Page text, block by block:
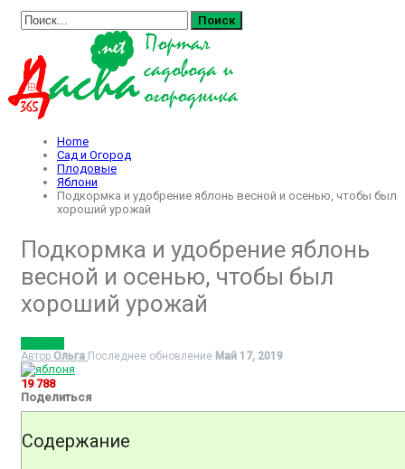
Home
Сад и Огород
Плодовые
Яблони
Подкормка и удобрение яблонь весной и осенью, чтобы был
хороший урожай
Подкормка и удобрение яблонь
весной и осенью, чтобы был
хороший урожай
Автор Ольга Последнее обновление Май 17, 2019
19 788
Поделиться
Содержание